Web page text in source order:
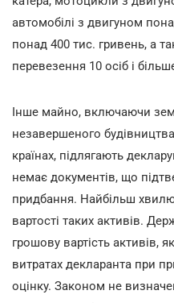
автомобілі з двигуном
понад 400 тис. гривень, а
перевезення 10 осіб і
Інше майно, включаючи
незавершеного
країнах, підлягають
немає документів, що
придбання. Найбільш
вартості таких активів.
грошову вартість активів,
витратах декларанта при
оцінку. Законом не